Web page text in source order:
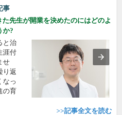
事
先生が開業を決めたのにはどのよ
か?
と治
涯付
せ
り返
なっ
の育
>>記事全文を読む